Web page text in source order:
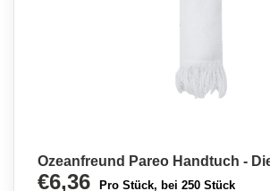
Ozeanfreund Pareo Handtuch -
€6,36 Pro Stück, bei 250 Stück